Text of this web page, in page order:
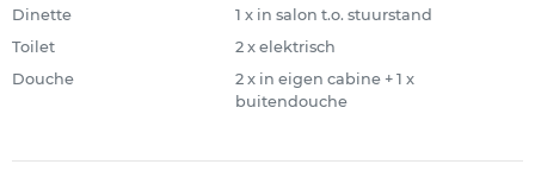
Dinette
1 x in salon t.o. stuurstand
Toilet
2 x elektrisch
Douche
2 x in eigen cabine + 1 x
buitendouche